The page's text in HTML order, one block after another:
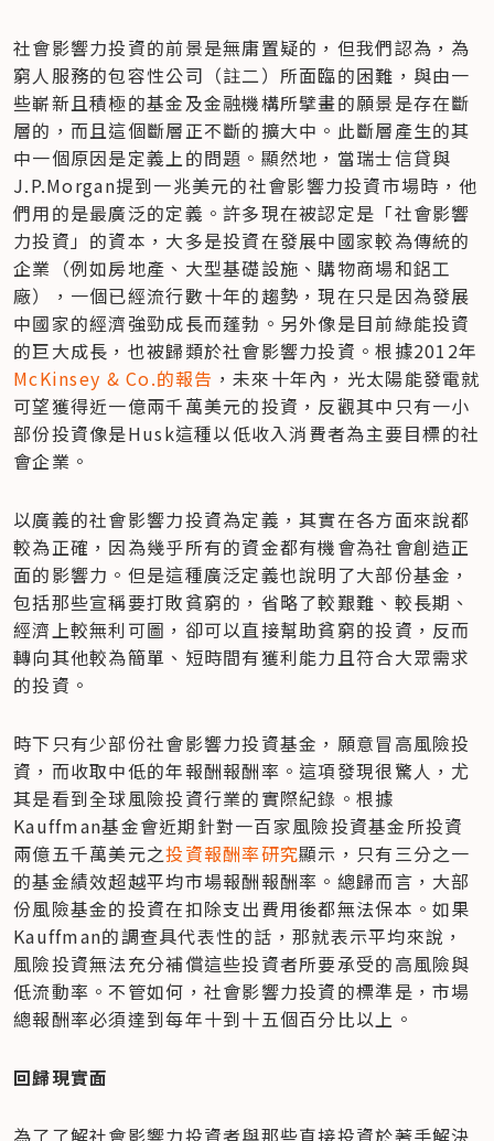
社會影響力投資的前景是無庸置疑的，但我們認為，為
窮人服務的包容性公司（註二）所面臨的困難，與由一
些嶄新且積極的基金及金融機構所擘畫的願景是存在斷
層的，而且這個斷層正不斷的擴大中。此斷層產生的其
中一個原因是定義上的問題。顯然地，當瑞士信貸與
J.P.Morgan提到一兆美元的社會影響力投資市場時，他
們用的是最廣泛的定義。許多現在被認定是「社會影響
力投資」的資本，大多是投資在發展中國家較為傳統的
企業（例如房地產、大型基礎設施、購物商場和鋁工
廠），一個已經流行數十年的趨勢，現在只是因為發展
中國家的經濟強勁成長而蓬勃。另外像是目前綠能投資
的巨大成長，也被歸類於社會影響力投資。根據2012年
McKinsey & Co.的報告 ，未來十年內，光太陽能發電就
可望獲得近一億兩千萬美元的投資，反觀其中只有一小
部份投資像是Husk這種以低收入消費者為主要目標的社
會企業。
以廣義的社會影響力投資為定義，其實在各方面來說都
較為正確，因為幾乎所有的資金都有機會為社會創造正
面的影響力。但是這種廣泛定義也說明了大部份基金，
包括那些宣稱要打敗貧窮的，省略了較艱難、較長期、
經濟上較無利可圖，卻可以直接幫助貧窮的投資，反而
轉向其他較為簡單、短時間有獲利能力且符合大眾需求
的投資。
時下只有少部份社會影響力投資基金，願意冒高風險投
資，而收取中低的年報酬報酬率。這項發現很驚人，尤
其是看到全球風險投資行業的實際紀錄。根據
Kauffman基金會近期針對一百家風險投資基金所投資
兩億五千萬美元之投資報酬率研究顯示，只有三分之一
的基金績效超越平均市場報酬報酬率。總歸而言，大部
份風險基金的投資在扣除支出費用後都無法保本。如果
Kauffman的調查具代表性的話，那就表示平均來說，
風險投資無法充分補償這些投資者所要承受的高風險與
低流動率。不管如何，社會影響力投資的標準是，市場
總報酬率必須達到每年十到十五個百分比以上。
回歸現實面